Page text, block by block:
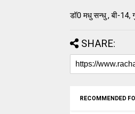
डॉ0 मधु सन्धु , बी-14,
SHARE:
RECOMMENDED